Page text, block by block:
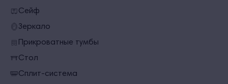
Сейф
Зеркало
Прикроватные тумбы
Стол
Сплит-система